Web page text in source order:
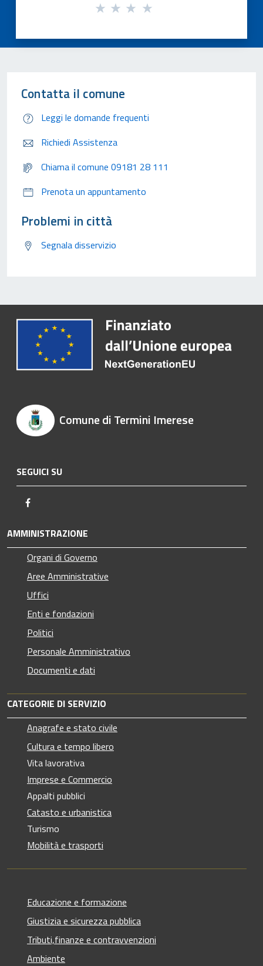
Contatta il comune
Leggi le domande frequenti
Richiedi Assistenza
Chiama il comune 09181 28 111
Prenota un appuntamento
Problemi in città
Segnala disservizio
Comune di Termini Imerese
SEGUICI SU
AMMINISTRAZIONE
Organi di Governo
Aree Amministrative
Uffici
Enti e fondazioni
Politici
Personale Amministrativo
Documenti e dati
CATEGORIE DI SERVIZIO
Anagrafe e stato civile
Cultura e tempo libero
Vita lavorativa
Imprese e Commercio
Appalti pubblici
Catasto e urbanistica
Turismo
Mobilità e trasporti
Educazione e formazione
Giustizia e sicurezza pubblica
Tributi,finanze e contravvenzioni
Ambiente